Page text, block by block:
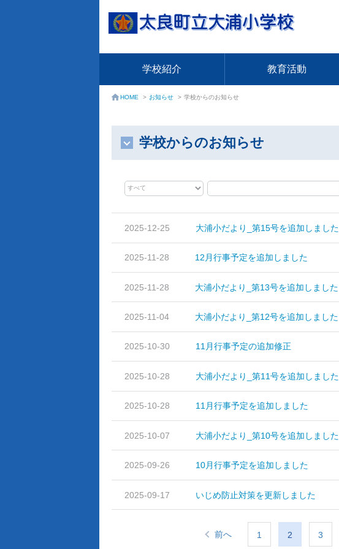
学校紹介 教育活動
HOME > お知らせ > 学校からのお知らせ
学校からのお知らせ
2025-12-25 大浦小だより_第15号を追加しました
2025-11-28 12月行事予定を追加しました
2025-11-28 大浦小だより_第13号を追加しました
2025-11-04 大浦小だより_第12号を追加しました
2025-10-30 11月行事予定の追加修正
2025-10-28 大浦小だより_第11号を追加しました
2025-10-28 11月行事予定を追加しました
2025-10-07 大浦小だより_第10号を追加しました
2025-09-26 10月行事予定を追加しました
2025-09-17 いじめ防止対策を更新しました
前へ 1 2 3